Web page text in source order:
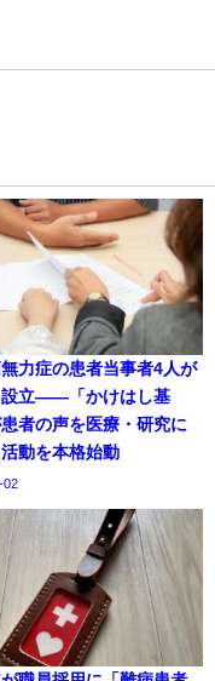
力症の患者当事者4人が
設立——「かけはし基
者の声を医療・研究に
動を本格始動
02